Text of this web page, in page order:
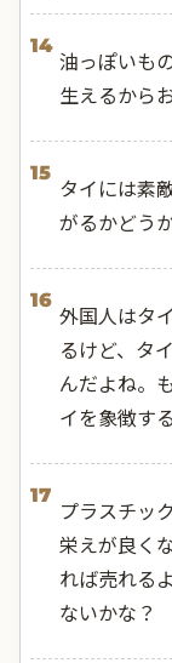
14
油っぽいも
生えるから
15
タイには素
がるかどう
16
外国人はタ
るけど、タ
んだよね。
イを象徴す
17
プラスチッ
栄えが良く
れば売れる
ないかな？